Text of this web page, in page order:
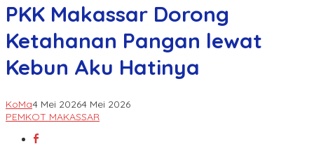
PKK Makassar Dorong
Ketahanan Pangan lewat
Kebun Aku Hatinya
KoMa4 Mei 20264 Mei 2026
PEMKOT MAKASSAR